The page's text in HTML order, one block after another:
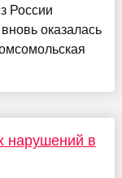
России
оказалась
нарушений в